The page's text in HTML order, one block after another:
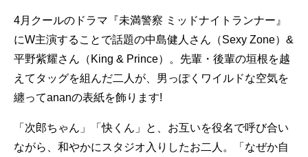
4月クールのドラマ『未満警察 ミッドナイトランナー』
にW主演することで話題の中島健人さん（Sexy Zone）&
平野紫耀さん（King & Prince）。先輩・後輩の垣根を越
えてタッグを組んだ二人が、男っぽくワイルドな空気を
纏ってananの表紙を飾ります!
「次郎ちゃん」「快くん」と、お互いを役名で呼び合い
ながら、和やかにスタジオ入りしたお二人。「なぜか自